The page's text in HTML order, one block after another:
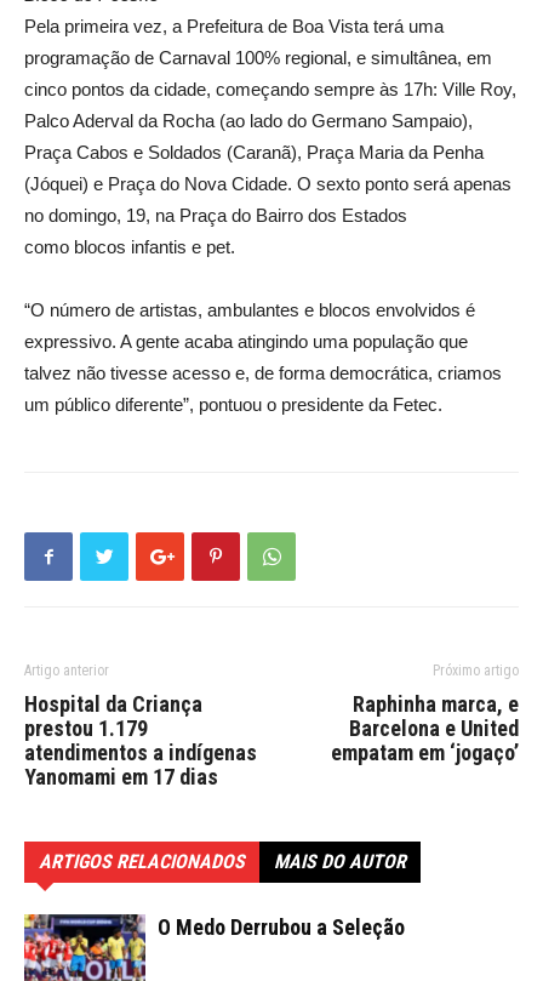
Pela primeira vez, a Prefeitura de Boa Vista terá uma
programação de Carnaval 100% regional, e simultânea, em
cinco pontos da cidade, começando sempre às 17h: Ville Roy,
Palco Aderval da Rocha (ao lado do Germano Sampaio),
Praça Cabos e Soldados (Caranã), Praça Maria da Penha
(Jóquei) e Praça do Nova Cidade. O sexto ponto será apenas
no domingo, 19, na Praça do Bairro dos Estados
como blocos infantis e pet.
“O número de artistas, ambulantes e blocos envolvidos é
expressivo. A gente acaba atingindo uma população que
talvez não tivesse acesso e, de forma democrática, criamos
um público diferente”, pontuou o presidente da Fetec.
Artigo anterior
Hospital da Criança
prestou 1.179
atendimentos a indígenas
Yanomami em 17 dias
Próximo artigo
Raphinha marca, e
Barcelona e United
empatam em ‘jogaço’
ARTIGOS RELACIONADOS MAIS DO AUTOR
O Medo Derrubou a Seleção